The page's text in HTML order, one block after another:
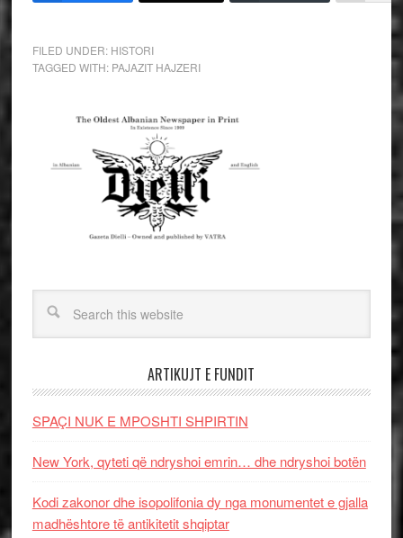
FILED UNDER: HISTORI
TAGGED WITH: PAJAZIT HAJZERI
ARTIKUJT E FUNDIT
SPAÇI NUK E MPOSHTI SHPIRTIN
New York, qyteti që ndryshoi emrin… dhe ndryshoi botën
Kodi zakonor dhe isopolifonia dy nga monumentet e gjalla
madhështore të antikitetit shqiptar